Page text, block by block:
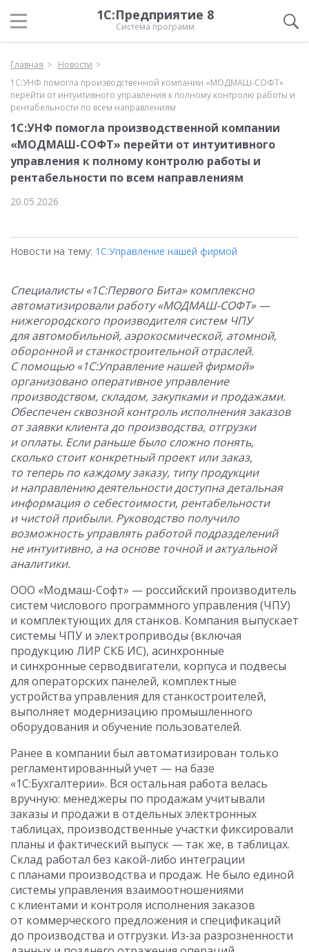
1С:Предприятие 8
Система программ
Главная
Новости
1С:УНФ помогла производственной компании «МОДМАШ-СОФТ»
перейти от интуитивного управления к полному контролю работы и
рентабельности по всем направлениям
1С:УНФ помогла производственной компании
«МОДМАШ-СОФТ» перейти от интуитивного
управления к полному контролю работы и
рентабельности по всем направлениям
20.05.2026
Новости на тему: 1С:Управление нашей фирмой
Специалисты «1С:Первого Бита» комплексно
автоматизировали работу «МОДМАШ-СОФТ» —
нижегородского производителя систем ЧПУ
для автомобильной, аэрокосмической, атомной,
оборонной и станкостроительной отраслей.
С помощью «1С:Управление нашей фирмой»
организовано оперативное управление
производством, складом, закупками и продажами.
Обеспечен сквозной контроль исполнения заказов
от заявки клиента до производства, отгрузки
и оплаты. Если раньше было сложно понять,
сколько стоит конкретный проект или заказ,
то теперь по каждому заказу, типу продукции
и направлению деятельности доступна детальная
информация о себестоимости, рентабельности
и чистой прибыли. Руководство получило
возможность управлять работой подразделений
не интуитивно, а на основе точной и актуальной
аналитики.
ООО «Модмаш-Софт» — российский производитель
систем числового программного управления (ЧПУ)
и комплектующих для станков. Компания выпускает
системы ЧПУ и электроприводы (включая
продукцию ЛИР СКБ ИС), асинхронные
и синхронные серводвигатели, корпуса и подвесы
для операторских панелей, комплектные
устройства управления для станкостроителей,
выполняет модернизацию промышленного
оборудования и обучение пользователей.
Ранее в компании был автоматизирован только
регламентированный учет — на базе
«1С:Бухгалтерии». Вся остальная работа велась
вручную: менеджеры по продажам учитывали
заказы и продажи в отдельных электронных
таблицах, производственные участки фиксировали
планы и фактический выпуск — так же, в таблицах.
Склад работал без какой-либо интеграции
с планами производства и продаж. Не было единой
системы управления взаимоотношениями
с клиентами и контроля исполнения заказов
от коммерческого предложения и спецификаций
до производства и отгрузки. Из‑за разрозненности